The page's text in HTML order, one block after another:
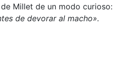
Millet de un modo curioso:
de devorar al macho».